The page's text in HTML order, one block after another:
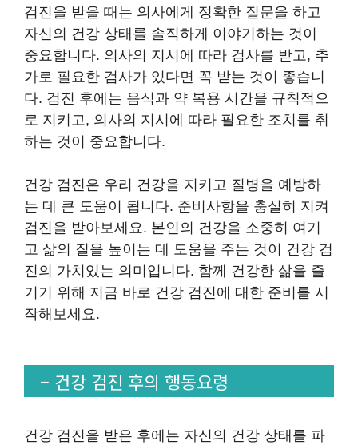
검진을 받을 때는 의사에게 정확한 질문을 하고
자신의 건강 상태를 솔직하게 이야기하는 것이
중요합니다. 의사의 지시에 따라 검사를 받고, 추
가로 필요한 검사가 있다면 꼭 받는 것이 좋습니
다. 검진 후에는 음식과 약 복용 시간을 규칙적으
로 지키고, 의사의 지시에 따라 필요한 조치를 취
하는 것이 중요합니다.
건강 검진은 우리 건강을 지키고 질병을 예방하
는 데 큰 도움이 됩니다. 준비사항을 충실히 지켜
검진을 받아보세요. 본인의 건강을 소중히 여기
고 삶의 질을 높이는 데 도움을 주는 것이 건강 검
진의 가치있는 의미입니다. 함께 건강한 삶을 즐
기기 위해 지금 바로 건강 검진에 대한 준비를 시
작해보세요.
– 건강 검진 후의 행동요령
건강 검진을 받은 후에는 자신의 건강 상태를 파